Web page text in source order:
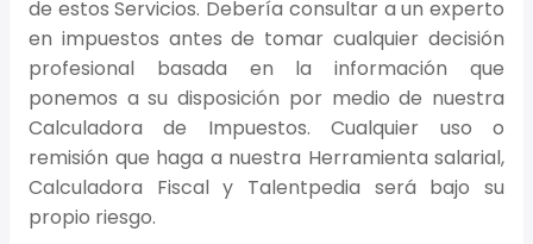
de estos Servicios. Debería consultar a un experto
en impuestos antes de tomar cualquier decisión
profesional basada en la información que
ponemos a su disposición por medio de nuestra
Calculadora de Impuestos. Cualquier uso o
remisión que haga a nuestra Herramienta salarial,
Calculadora Fiscal y Talentpedia será bajo su
propio riesgo.